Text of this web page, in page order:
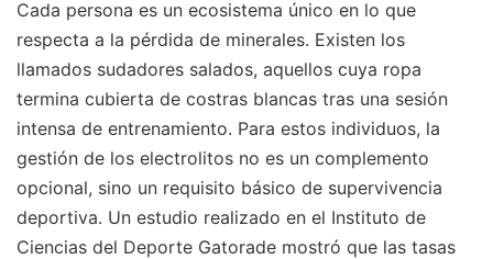
Cada persona es un ecosistema único en lo que
respecta a la pérdida de minerales. Existen los
llamados sudadores salados, aquellos cuya ropa
termina cubierta de costras blancas tras una sesión
intensa de entrenamiento. Para estos individuos, la
gestión de los electrolitos no es un complemento
opcional, sino un requisito básico de supervivencia
deportiva. Un estudio realizado en el Instituto de
Ciencias del Deporte Gatorade mostró que las tasas